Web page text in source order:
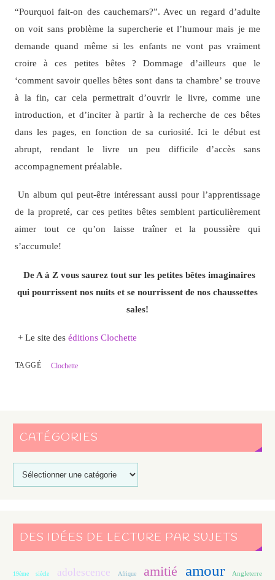
“Pourquoi fait-on des cauchemars?”. Avec un regard d’adulte
on voit sans problème la supercherie et l’humour mais je me
demande quand même si les enfants ne vont pas vraiment
croire à ces petites bêtes ? Dommage d’ailleurs que le
‘comment savoir quelles bêtes sont dans ta chambre’ se trouve
à la fin, car cela permettrait d’ouvrir le livre, comme une
introduction, et d’inciter à partir à la recherche de ces bêtes
dans les pages, en fonction de sa curiosité. Ici le début est
abrupt, rendant le livre un peu difficile d’accès sans
accompagnement préalable.
Un album qui peut-être intéressant aussi pour l’apprentissage
de la propreté, car ces petites bêtes semblent particulièrement
aimer tout ce qu’on laisse traîner et la poussière qui
s’accumule!
De A à Z vous saurez tout sur les petites bêtes imaginaires
qui pourrissent nos nuits et se nourrissent de nos chaussettes
sales!
+ Le site des éditions Clochette
TAGGÉ Clochette
CATÉGORIES
DES IDÉES DE LECTURE PAR SUJETS
19ème siècle adolescence Afrique amitié amour Angleterre